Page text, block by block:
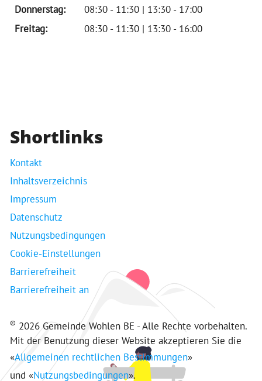
Donnerstag:
08:30 - 11:30 | 13:30 - 17:00
Freitag:
08:30 - 11:30 | 13:30 - 16:00
Shortlinks
Kontakt
Inhaltsverzeichnis
Impressum
Datenschutz
Nutzungsbedingungen
Cookie-Einstellungen
Barrierefreiheit
Barrierefreiheit an
© 2026 Gemeinde Wohlen BE - Alle Rechte vorbehalten.
Mit der Benutzung dieser Website akzeptieren Sie die
«Allgemeinen rechtlichen Bestimmungen»
und «Nutzungsbedingungen».